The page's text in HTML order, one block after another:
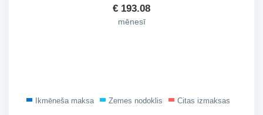
€ 193.08
mēnesī
Ikmēneša maksa Zemes nodoklis Citas izmaksas